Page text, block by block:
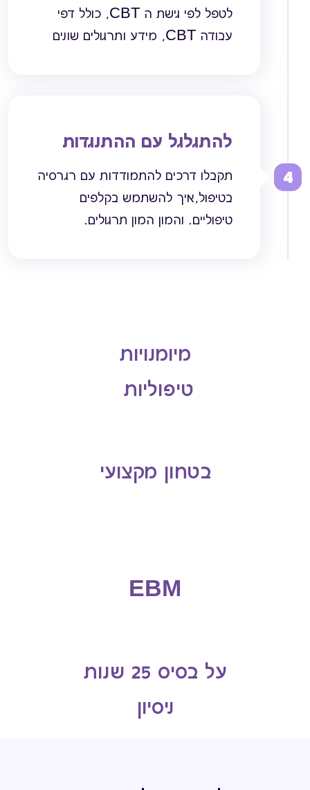
לטפל לפי גישת ה CBT, כולל דפי
עבודה CBT, מידע ותרגולים שונים
להתגלגל עם ההתנגדות
תקבלו דרכים להתמודדות עם רגרסיה
בטיפול,איך להשתמש בקלפים
טיפוליים. והמון המון תרגולים.
4
מיומנויות
טיפוליות
בטחון מקצועי
EBM
על בסיס 25 שנות
ניסיון